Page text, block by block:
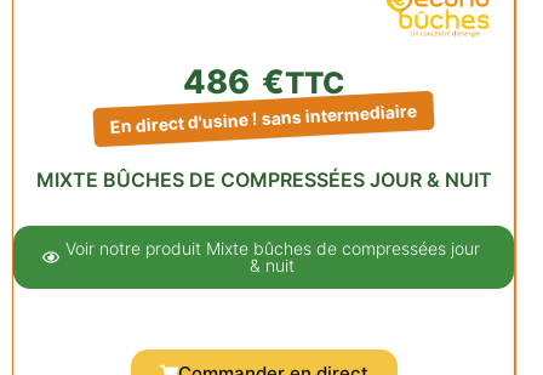
486 €TTC
En direct d'usine ! sans intermediaire
MIXTE BÛCHES DE COMPRESSÉES JOUR & NUIT
Voir notre produit Mixte bûches de compressées jour
& nuit